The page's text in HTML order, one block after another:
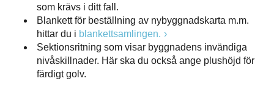
som krävs i ditt fall.
Blankett för beställning av nybyggnadskarta m.m.
hittar du i blankettsamlingen.
Sektionsritning som visar byggnadens invändiga
nivåskillnader. Här ska du också ange plushöjd för
färdigt golv.